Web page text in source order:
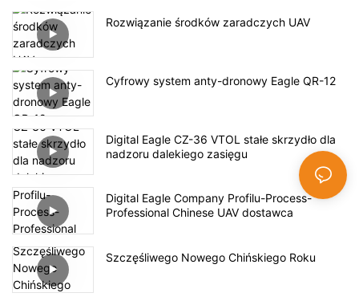
Rozwiązanie środków zaradczych UAV
Cyfrowy system anty-dronowy Eagle QR-12
Digital Eagle CZ-36 VTOL stałe skrzydło dla
nadzoru dalekiego zasięgu
Digital Eagle Company Profilu-Process-
Professional Chinese UAV dostawca
Szczęśliwego Nowego Chińskiego Roku